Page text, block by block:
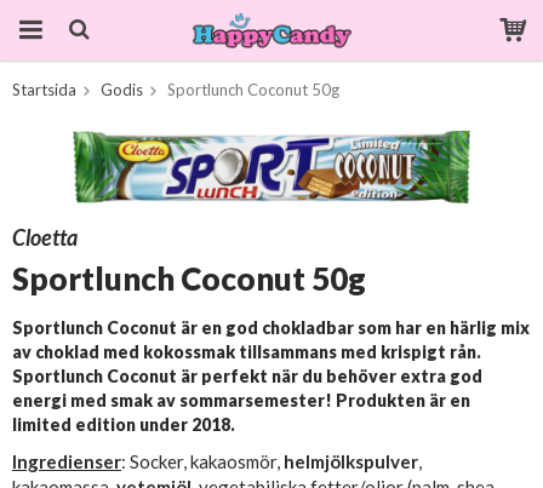
Startsida Godis Sportlunch Coconut 50g
Cloetta
Sportlunch Coconut 50g
Sportlunch Coconut är en god chokladbar som har en härlig mix
av choklad med kokossmak tillsammans med krispigt rån.
Sportlunch Coconut är perfekt när du behöver extra god
energi med smak av sommarsemester! Produkten är en
limited edition under 2018.
Ingredienser: Socker, kakaosmör, helmjölkspulver,